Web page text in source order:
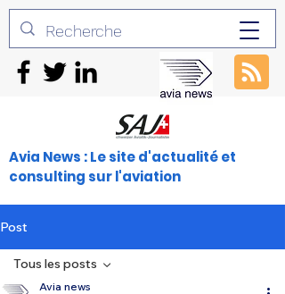
Avia News : Le site d'actualité et
consulting sur l'aviation
Post
Tous les posts
Avia news